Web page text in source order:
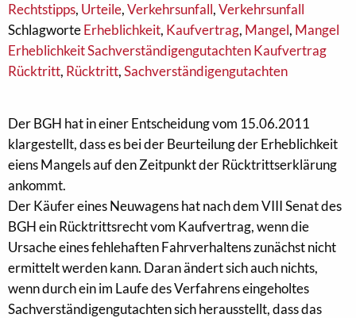
Rechtstipps, Urteile,Verkehrsunfall,Verkehrsunfall
SchlagworteErheblichkeit, Kaufvertrag, Mangel, Mangel
Erheblichkeit Sachverständigengutachten Kaufvertrag
Rücktritt, Rücktritt,Sachverständigengutachten
Der BGH hat in einer Entscheidung vom 15.06.2011
klargestellt, dass es bei der Beurteilung der Erheblichkeit
eiens Mangels auf den Zeitpunkt der Rücktrittserklärung
ankommt.
Der Käufer eines Neuwagens hat nach dem VIII Senat des
BGH ein Rücktrittsrecht vom Kaufvertrag, wenn die
Ursache eines fehlehaften Fahrverhaltens zunächst nicht
ermittelt werden kann. Daran ändert sich auch nichts,
wenn durch ein im Laufe des Verfahrens eingeholtes
Sachverständigengutachten sich herausstellt, dass das